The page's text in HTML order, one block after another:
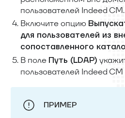
пользователей Indeed CM.
Включите опцию
для пользователей из
сопоставленного
В поле Путь (LDAP)
пользователей Indeed
ПРИМЕР